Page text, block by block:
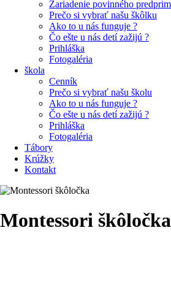
Zariadenie povinného
Prečo si vybrať našu škôlku
Ako to u nás funguje ?
Čo ešte u nás detí zažijú ?
Prihláška
Fotogaléria
škola
Cenník
Prečo si vybrať našu školu
Ako to u nás funguje ?
Čo ešte u nás detí zažijú ?
Prihláška
Fotogaléria
Tábory
Krúžky
Kontakt
Montessori škôločka